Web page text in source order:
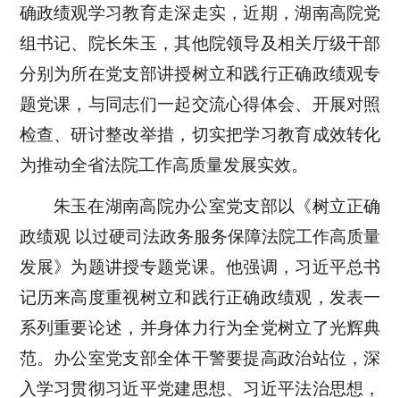
确政绩观学习教育走深走实，近期，湖南高院党
组书记、院长朱玉，其他院领导及相关厅级干部
分别为所在党支部讲授树立和践行正确政绩观专
题党课，与同志们一起交流心得体会、开展对照
检查、研讨整改举措，切实把学习教育成效转化
为推动全省法院工作高质量发展实效。
朱玉在湖南高院办公室党支部以《树立正确
政绩观 以过硬司法政务服务保障法院工作高质量
发展》为题讲授专题党课。他强调，习近平总书
记历来高度重视树立和践行正确政绩观，发表一
系列重要论述，并身体力行为全党树立了光辉典
范。办公室党支部全体干警要提高政治站位，深
入学习贯彻习近平党建思想、习近平法治思想，